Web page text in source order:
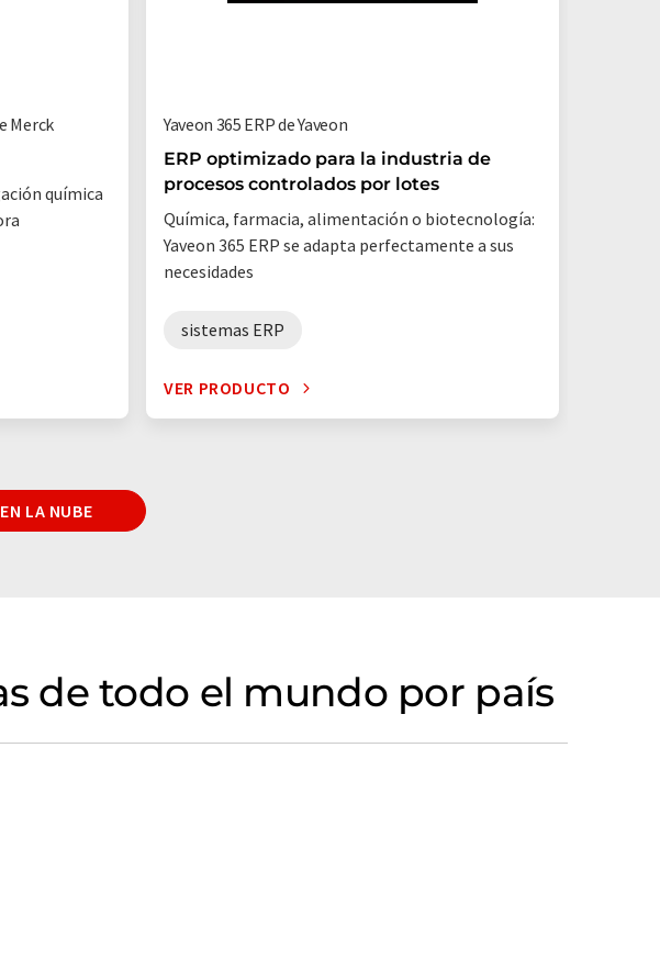
Merck
química
Yaveon 365 ERP de Yaveon
ERP optimizado para la industria de
procesos controlados por lotes
Química, farmacia, alimentación o biotecnología:
Yaveon 365 ERP se adapta perfectamente a sus
necesidades
sistemas ERP
VER PRODUCTO
LA NUBE
de todo el mundo por país